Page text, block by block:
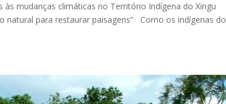
mudanças climáticas no Território Indígena do Xingu
natural para restaurar paisagens” Como os indígenas do